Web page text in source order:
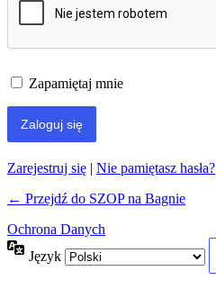
Zapamiętaj mnie
Zarejestruj się | Nie pamiętasz hasła?
← Przejdź do SZOP na Bagnie
Ochrona Danych
Język